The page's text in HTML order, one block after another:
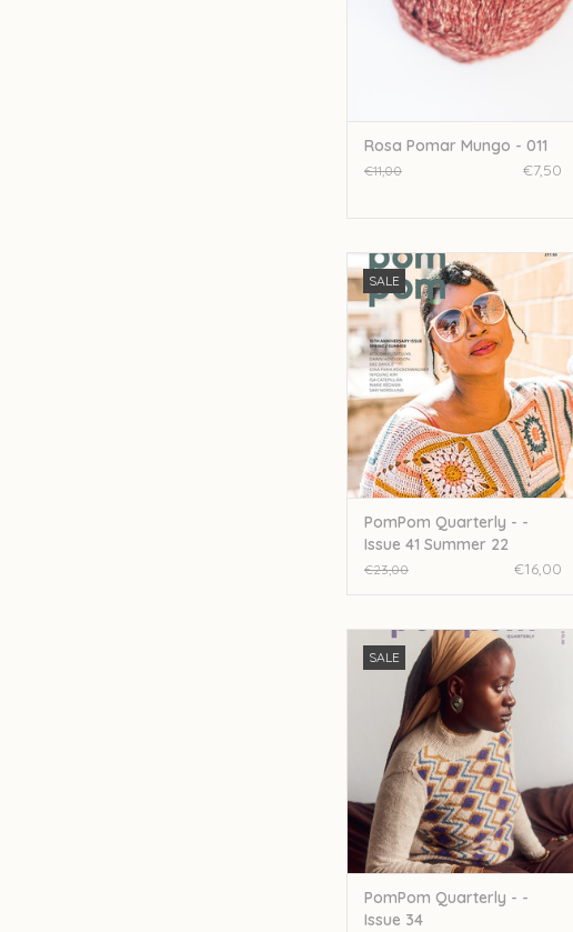
Rosa Pomar Mungo - 011
€11,00 €7,50
SALE
Pompom PomPom Quarterly - -
Issue 41 Summer 22
TOEVOEGEN AAN WINKELWAGEN
PomPom Quarterly - -
Issue 41 Summer 22
€23,00 €16,00
SALE
Pompom PomPom Quarterly - -
Issue 34
TOEVOEGEN AAN WINKELWAGEN
PomPom Quarterly - -
Issue 34